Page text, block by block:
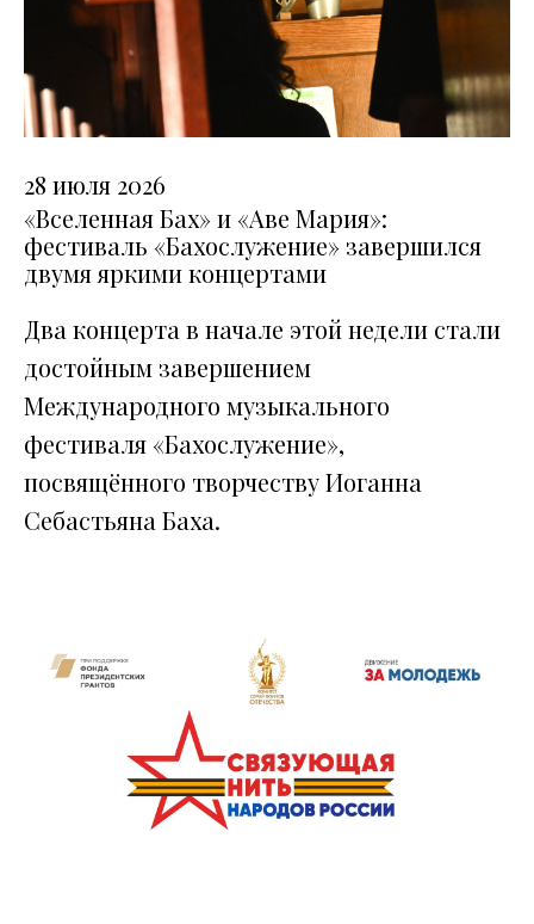
28 июля 2026
«Вселенная Бах» и «Аве Мария»:
фестиваль «Бахослужение» завершился
двумя яркими концертами
Два концерта в начале этой недели стали
достойным завершением
Международного музыкального
фестиваля «Бахослужение»,
посвящённого творчеству Иоганна
Себастьяна Баха.